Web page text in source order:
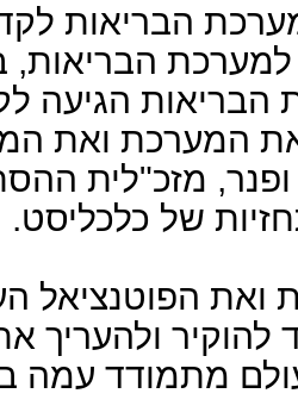
הבריאות
למערכת הבריאות,
הבריאות הגיעה
את המערכת ואת
מזכ"לית
של כלכליסט.
ואת הפוטנציאל
להוקיר ולהעריך
מתמודד עמה